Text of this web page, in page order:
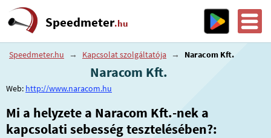
Speedmeter.hu
Speedmeter.hu → Kapcsolat szolgáltatója → Naracom Kft.
Naracom Kft.
Web: http://www.naracom.hu
Mi a helyzete a Naracom Kft.-nek a
kapcsolati sebesség tesztelésében?: